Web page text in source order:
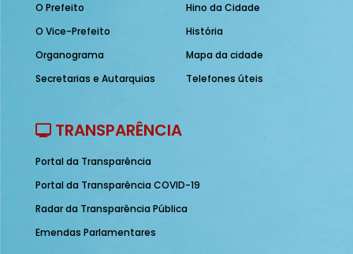
O Prefeito
O Vice-Prefeito
Organograma
Secretarias e Autarquias
Hino da Cidade
História
Mapa da cidade
Telefones úteis
TRANSPARÊNCIA
Portal da Transparência
Portal da Transparência COVID-19
Radar da Transparência Pública
Emendas Parlamentares